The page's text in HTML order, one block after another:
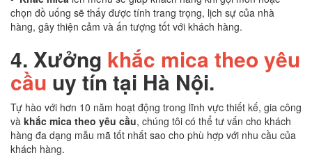
chọn đồ uống sẽ thấy được tính trang trọng, lịch sự của nhà
hàng, gây thiện cảm và ấn tượng tốt với khách hàng.
4. Xưởng khắc mica theo yêu
cầu uy tín tại Hà Nội.
Tự hào với hơn 10 năm hoạt động trong lĩnh vực thiết kế, gia công
và khắc mica theo yêu cầu, chúng tôi có thể tư vấn cho khách
hàng đa dạng mẫu mã tốt nhất sao cho phù hợp với nhu cầu của
khách hàng.